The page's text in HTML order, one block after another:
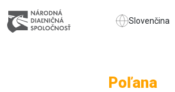
Slovenčina
Poľana